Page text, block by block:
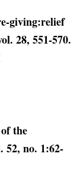
giving:relief
28, 551-570.
the
52, no. 1:62-